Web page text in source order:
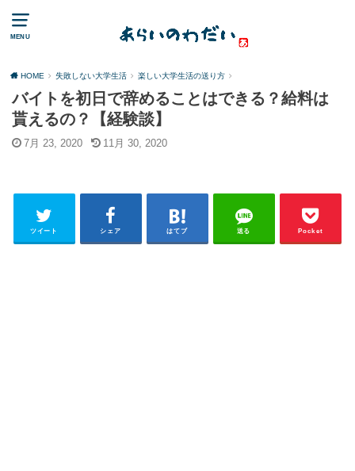
MENU
HOME 失敗しない大学生活 楽しい大学生活の送り方
バイトを初日で辞めることはできる？給料は
貰えるの？【経験談】
7月 23, 2020 11月 30, 2020
ツイート シェア はてブ 送る Pocket